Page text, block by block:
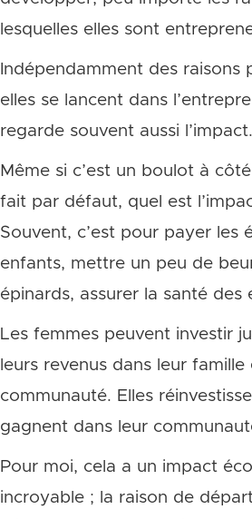
lesquelles elles sont
Indépendamment des raisons
elles se lancent dans
regarde souvent aussi l’impact.
Même si c’est un boulot à
fait par défaut, quel est
Souvent, c’est pour payer les
enfants, mettre un peu de
épinards, assurer la santé des
Les femmes peuvent investir
leurs revenus dans leur
communauté. Elles
gagnent dans leur
Pour moi, cela a un impact
incroyable ; la raison de